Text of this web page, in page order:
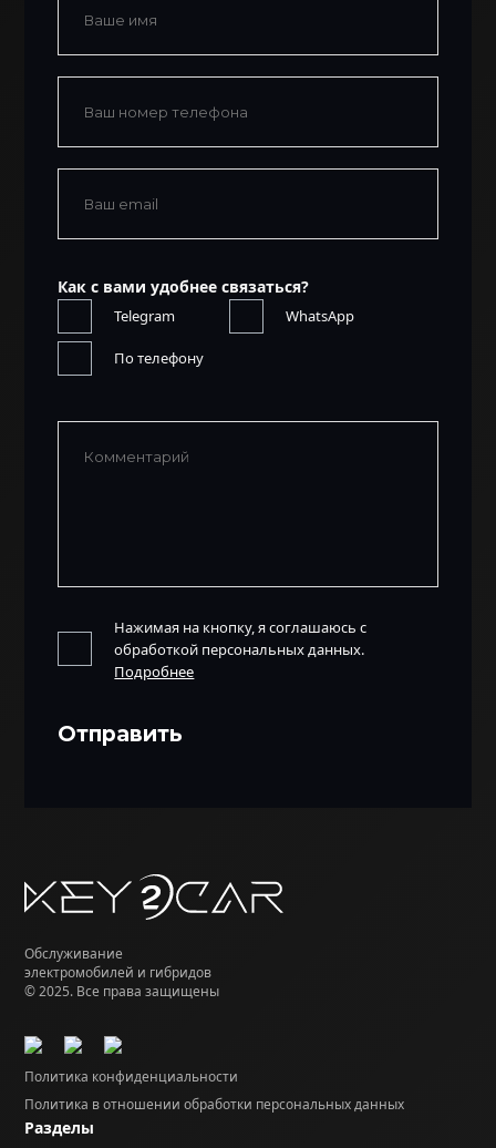
Как с вами удобнее связаться?
Telegram WhatsApp
По телефону
Нажимая на кнопку, я соглашаюсь с
обработкой персональных данных.
Подробнее
Обслуживание
электромобилей и гибридов
© 2025. Все права защищены
Политика конфиденциальности
Политика в отношении обработки персональных данных
Разделы